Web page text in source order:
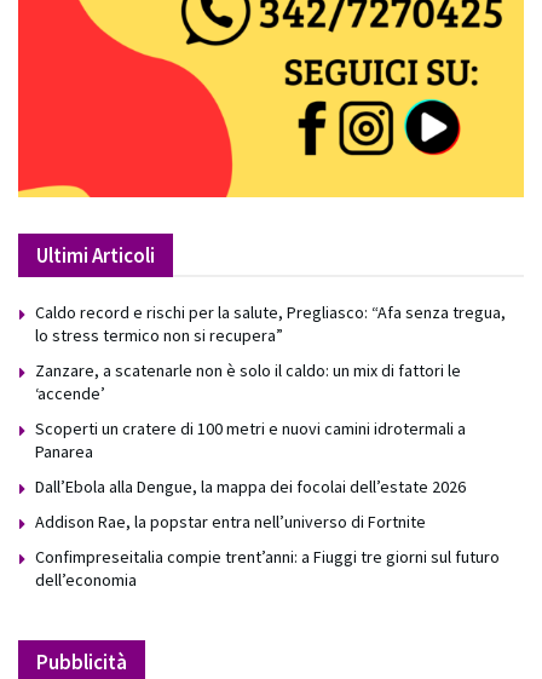
Ultimi Articoli
Caldo record e rischi per la salute, Pregliasco: “Afa senza tregua,
lo stress termico non si recupera”
Zanzare, a scatenarle non è solo il caldo: un mix di fattori le
‘accende’
Scoperti un cratere di 100 metri e nuovi camini idrotermali a
Panarea
Dall’Ebola alla Dengue, la mappa dei focolai dell’estate 2026
Addison Rae, la popstar entra nell’universo di Fortnite
Confimpreseitalia compie trent’anni: a Fiuggi tre giorni sul futuro
dell’economia
Pubblicità